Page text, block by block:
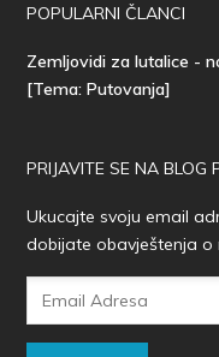
POPULARNI ČLANCI
Zemljovidi za lutalice -
[Tema: Putovanja]
PRIJAVITE SE NA BLOG
Ukucajte svoju email
dobijate obavještenja